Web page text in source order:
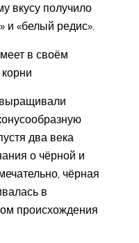
вкусу получило
и «белый редис».
в своём
два века
о чёрной и
чёрная
в
происхождения